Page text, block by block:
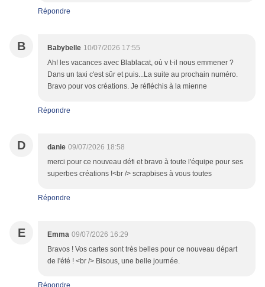
Répondre
B Babybelle 10/07/2026 17:55
Ah! les vacances avec Blablacat, où v t-il nous emmener ?
Dans un taxi c'est sûr et puis...La suite au prochain numéro.
Bravo pour vos créations. Je réfléchis à la mienne
Répondre
D danie 09/07/2026 18:58
merci pour ce nouveau défi et bravo à toute l'équipe pour ses
superbes créations !<br /> scrapbises à vous toutes
Répondre
E Emma 09/07/2026 16:29
Bravos ! Vos cartes sont très belles pour ce nouveau départ
de l'été ! <br /> Bisous, une belle journée.
Répondre